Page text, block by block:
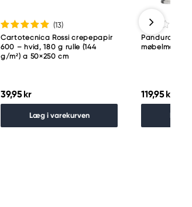
(13)
Cartotecnica Rossi crepepapir
600 – hvid, 180 g rulle (144
g/m²) a 50×250 cm
39,95 kr
Læg i varekurven
Panduro
møbelmaling
119,95 kr
Læg i